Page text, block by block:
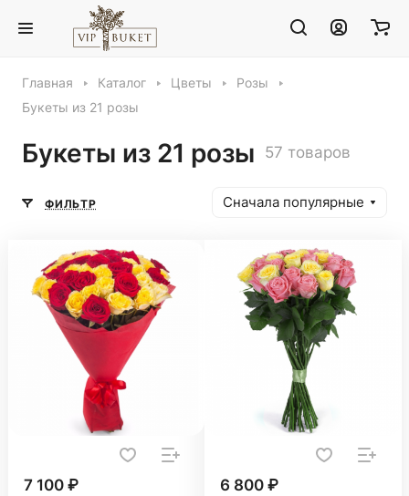
Главная Каталог Цветы
Розы
Букеты из 21 розы
Букеты из 21 розы 57 товаров
ФИЛЬТР Сначала популярные
7 100 ₽ 6 800 ₽